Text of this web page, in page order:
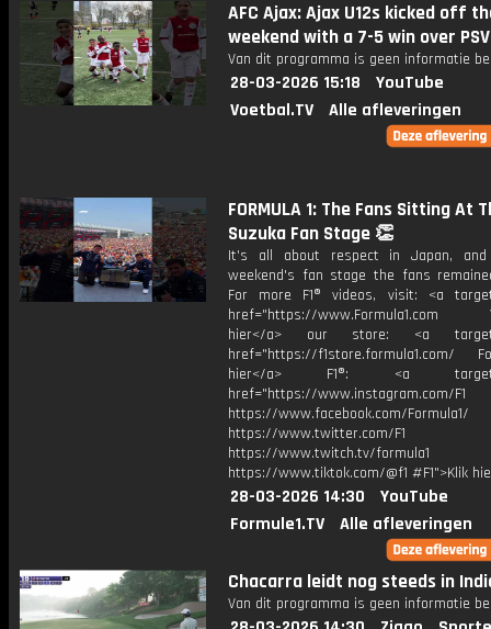
AFC Ajax: Ajax U12s kicked off
weekend with a 7-5 win over
Van dit programma is geen informatie
28-03-2026 15:18
YouTube
Voetbal.TV
Alle afleveringen
FORMULA 1: The Fans Sitting At
Suzuka Fan Stage 👏
It's all about respect in Japan,
weekend's fan stage the fans
For more F1® videos, visit: <a
href="https://www.Formula1.com
hier</a> our store: <a
href="https://f1store.formula1.com/
hier</a> F1®: <a
href="https://www.instagram.com/F1
https://www.facebook.com/Formula1/
https://www.twitter.com/F1
https://www.twitch.tv/formula1
https://www.tiktok.com/@f1 #F1">Klik
28-03-2026 14:30
YouTube
Formule1.TV
Alle afleveringen
Chacarra leidt nog steeds in
Van dit programma is geen informatie